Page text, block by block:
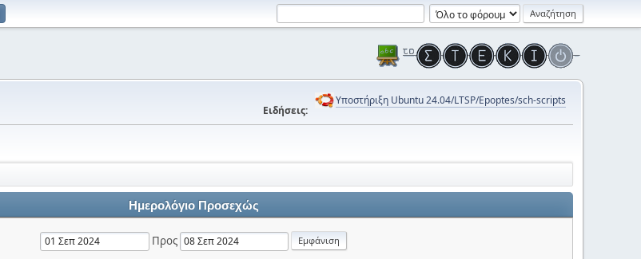
Ειδήσεις:
Υποστήριξη Ubuntu 24.04/LTSP/Epoptes/sch-scripts
Ημερολόγιο Προσεχώς
Προς